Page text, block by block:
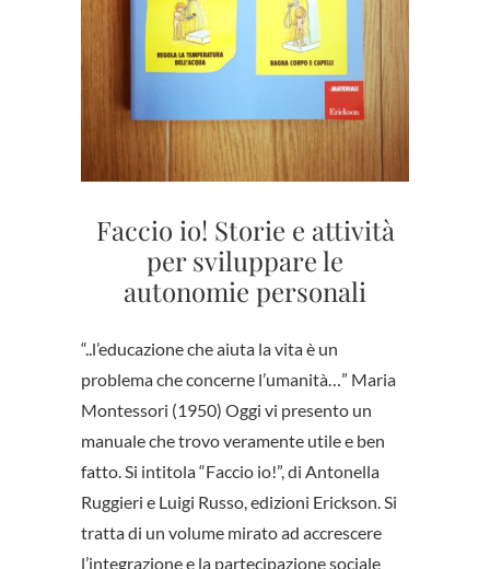
Faccio io! Storie e attività
per sviluppare le
autonomie personali
“..l’educazione che aiuta la vita è un
problema che concerne l’umanità…” Maria
Montessori (1950) Oggi vi presento un
manuale che trovo veramente utile e ben
fatto. Si intitola “Faccio io!”, di Antonella
Ruggieri e Luigi Russo, edizioni Erickson. Si
tratta di un volume mirato ad accrescere
l’integrazione e la partecipazione sociale